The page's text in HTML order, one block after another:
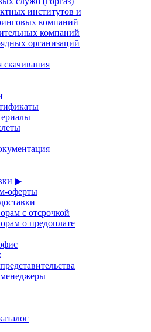
институтов и
компаний
компаний
организаций
▶
оферты
с отсрочкой
о предоплате